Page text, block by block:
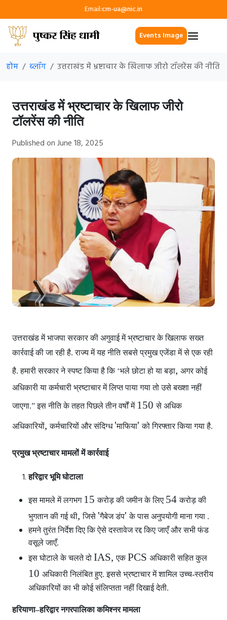
Email:cm-ua@nic.in
Events Image
होम ब्लॉग उत्तराखंड में भ्रष्टाचार के खिलाफ जीरो टॉलरेंस की नीति
उत्तराखंड में भ्रष्टाचार के खिलाफ जीरो
टॉलरेंस की नीति
Published on June 18, 2025
उत्तराखंड में भाजपा सरकार की अगुवाई में भ्रष्टाचार के खिलाफ सख्त
कार्रवाई की जा रही है. राज्य में यह नीति सबसे प्रमुख एजेंडा में से एक रही
है. हमारी सरकार ने स्पष्ट किया है कि ‘भले छोटा हो या बड़ा, अगर कोई
अधिकारी या कर्मचारी भ्रष्टाचार में लिप्त पाया गया तो उसे बख्शा नहीं
जाएगा.” इस नीति के तहत पिछले तीन वर्षों में 150से अधिक
अधिकारियों,कर्मचारियों और संदिग्ध 'माफिया'को गिरफ्तार किया गया है.
प्रमुख भ्रष्टाचार मामलों में कार्रवाई
हरिद्वार भूमि घोटाला
इस मामले में लगभग 15करोड़ की जमीन के लिए 54करोड़ की
भुगतान की गई थी,जिसे 'गैबेज डंप'के पास अनुपयोगी माना गया .
हमने तुरंत निर्देश दिए कि ऐसे दस्तावेज रद्द किए जाएँ और सभी फंड
वसूले जाएँ.
इस घोटाले के चलते दो IAS,एकPCS अधिकारी सहित कुल
10 अधिकारी निलंबित हुए. इससे भ्रष्टाचार में शामिल उच्च-स्तरीय
अधिकारियों का भी कोई संलिप्तता नहीं दिखाई देती.
हरियाणा–हरिद्वार नगरपालिका कमिश्नर मामला